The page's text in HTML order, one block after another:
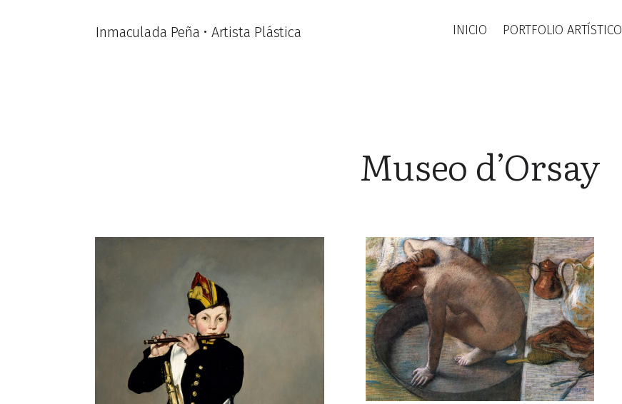
Inmaculada Peña • Artista Plástica INICIO PORTFOLIO ARTÍSTICO
Museo d’Orsay